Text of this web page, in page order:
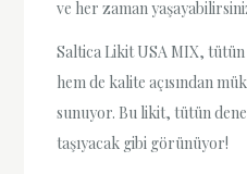
ve her zaman
Saltica Likit USA MIX,
hem de kalite açısından
sunuyor. Bu likit, tütün
taşıyacak gibi görünüyor!